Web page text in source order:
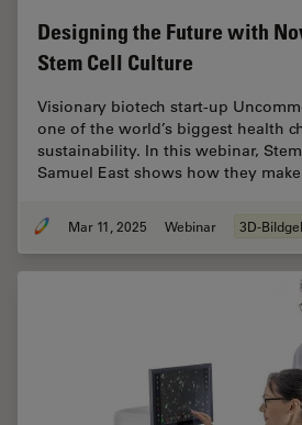
Designing the Future with
Stem Cell Culture
Visionary biotech start-up
one of the world’s biggest health
sustainability. In this webinar,
Samuel East shows how they
Mar 11, 2025 Webinar 3D-